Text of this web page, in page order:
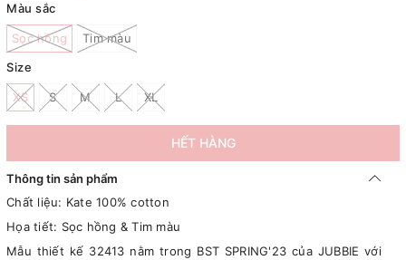
Màu sắc
Sọc hồng
Tim màu
Size
XS S M L XL
HẾT HÀNG
Thông tin sản phẩm
Chất liệu: Kate 100% cotton
Họa tiết: Sọc hồng & Tim màu
Mẫu thiết kế 32413 nằm trong BST SPRING'23 của JUBBIE với